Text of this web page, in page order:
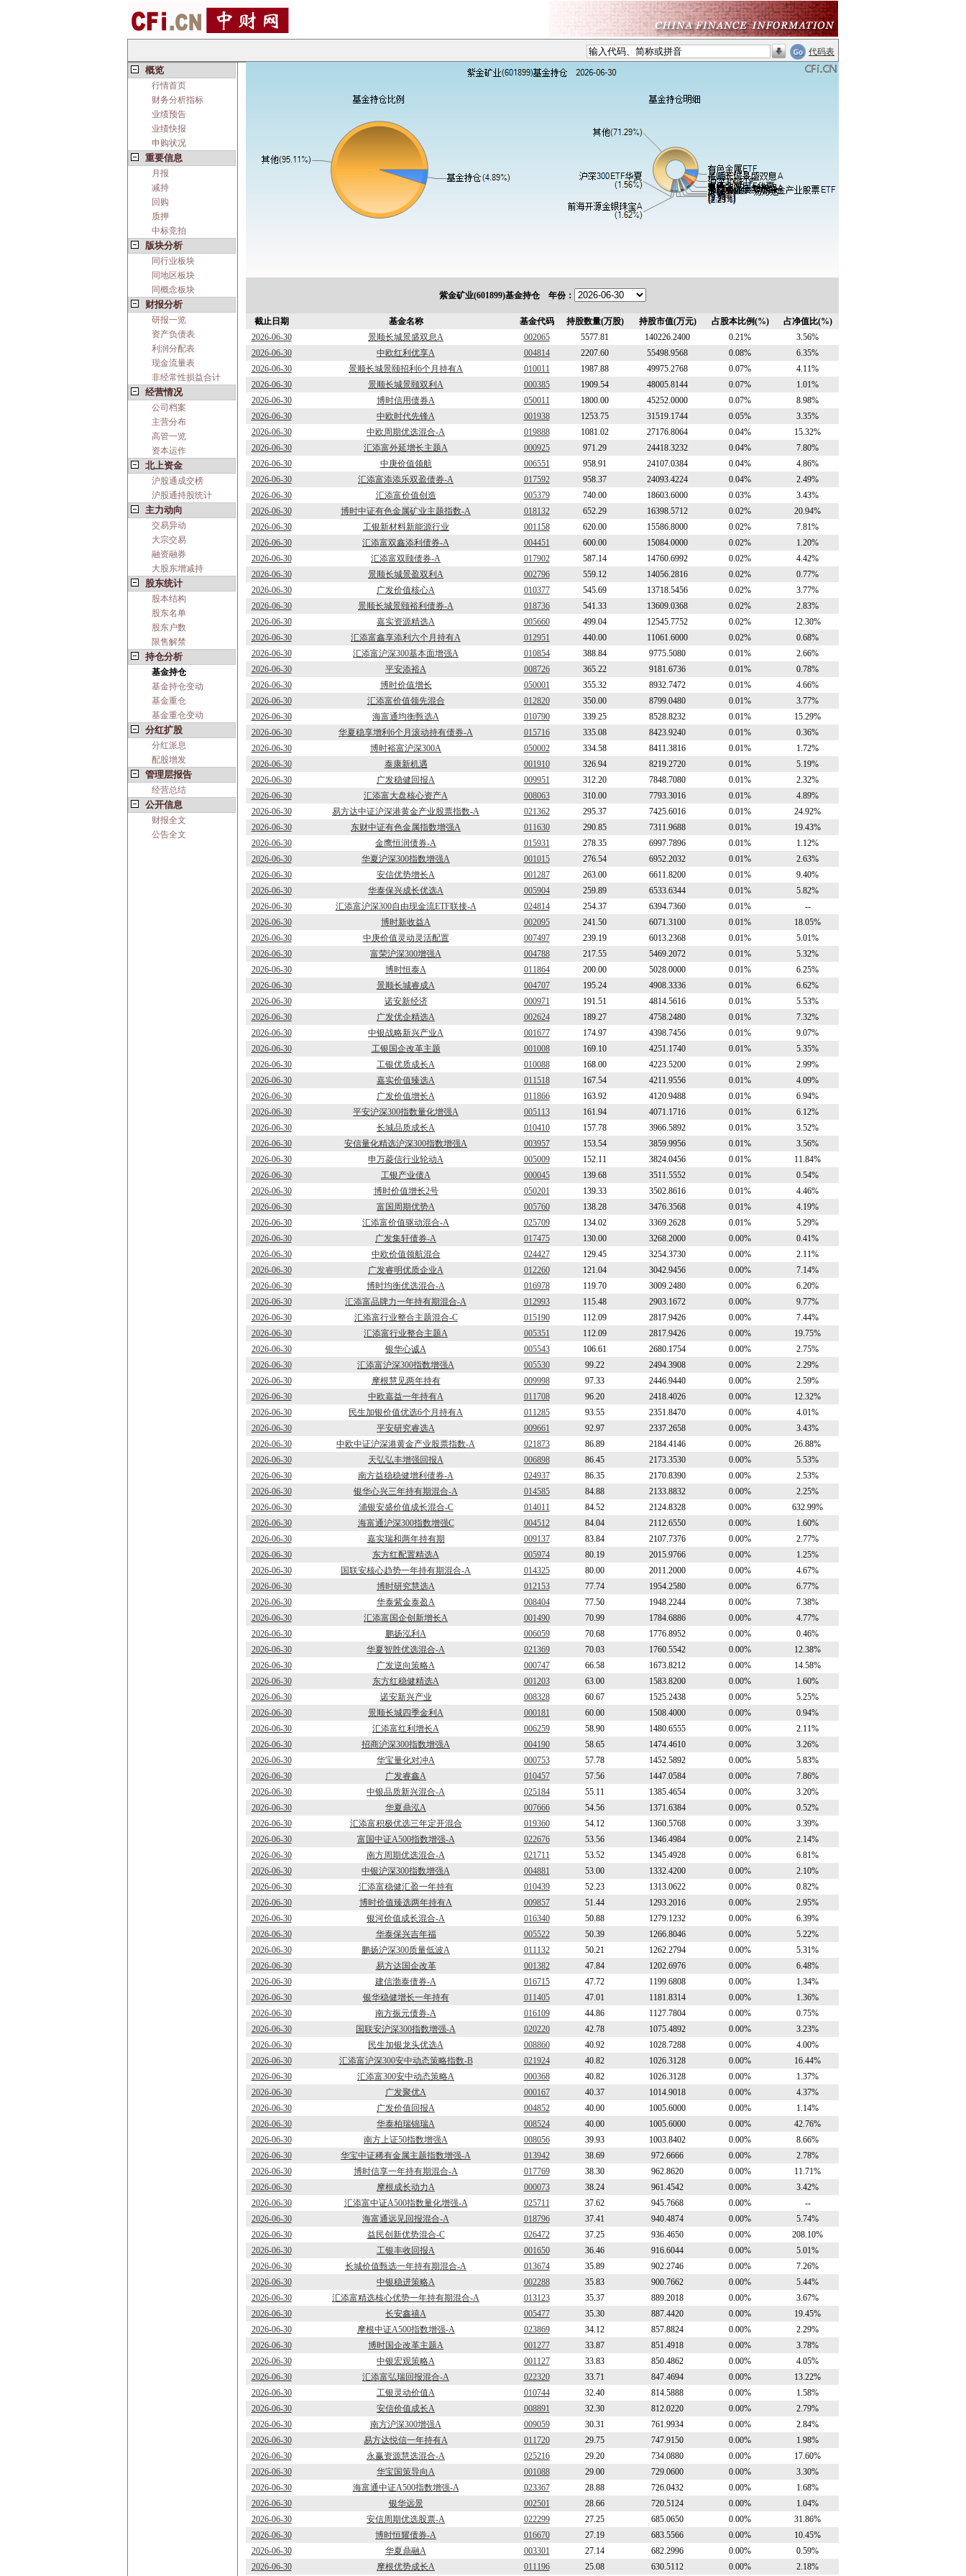
代码表
概览
行情首页
财务分析指标
业绩预告
业绩快报
申购状况
重要信息
月报
减持
回购
质押
中标竞拍
版块分析
同行业板块
同地区板块
同概念板块
财报分析
研报一览
资产负债表
利润分配表
现金流量表
非经常性损益合计
经营情况
公司档案
主营分布
高管一览
资本运作
北上资金
沪股通成交榜
沪股通持股统计
主力动向
交易异动
大宗交易
融资融券
大股东增减持
股东统计
股本结构
股东名单
股东户数
限售解禁
持仓分析
基金持仓
基金持仓变动
基金重仓
基金重仓变动
分红扩股
分红派息
配股增发
管理层报告
经营总结
公开信息
财报全文
公告全文
紫金矿业(601899)基金持仓 年份：
截止日期 基金名称 基金代码 持股数量(万股) 持股市值(万元) 占股本比例(%)
占净值比(%)
2026-06-30
景顺长城景盛双息A 002065 5577.81 140226.2400 0.21%
3.56%
2026-06-30
中欧红利优享A 004814 2207.60 55498.9568 0.08%
6.35%
2026-06-30
景顺长城景颐招利6个月持有A 010011 1987.88 49975.2768 0.07%
4.11%
2026-06-30
景顺长城景颐双利A 000385 1909.54 48005.8144 0.07%
1.01%
2026-06-30
博时信用债券A 050011 1800.00 45252.0000 0.07%
8.98%
2026-06-30
中欧时代先锋A 001938 1253.75 31519.1744 0.05%
3.35%
2026-06-30
中欧周期优选混合-A 019888 1081.02 27176.8064 0.04%
15.32%
2026-06-30
汇添富外延增长主题A 000925 971.29 24418.3232 0.04%
7.80%
2026-06-30
中庚价值领航 006551 958.91 24107.0384 0.04%
4.86%
2026-06-30
汇添富添添乐双盈债券-A 017592 958.37 24093.4224 0.04%
2.49%
2026-06-30
汇添富价值创造 005379 740.00 18603.6000 0.03%
3.43%
2026-06-30
博时中证有色金属矿业主题指数-A 018132 652.29 16398.5712 0.02%
20.94%
2026-06-30
工银新材料新能源行业 001158 620.00 15586.8000 0.02%
7.81%
2026-06-30
汇添富双鑫添利债券-A 004451 600.00 15084.0000 0.02%
1.20%
2026-06-30
汇添富双颐债券-A 017902 587.14 14760.6992 0.02%
4.42%
2026-06-30
景顺长城景盈双利A 002796 559.12 14056.2816 0.02%
0.77%
2026-06-30
广发价值核心A 010377 545.69 13718.5456 0.02%
3.77%
2026-06-30
景顺长城景颐裕利债券-A 018736 541.33 13609.0368 0.02%
2.83%
2026-06-30
嘉实资源精选A 005660 499.04 12545.7752 0.02%
12.30%
2026-06-30
汇添富鑫享添利六个月持有A 012951 440.00 11061.6000 0.02%
0.68%
2026-06-30
汇添富沪深300基本面增强A 010854 388.84 9775.5080 0.01%
2.66%
2026-06-30
平安添裕A 008726 365.22 9181.6736 0.01%
0.78%
2026-06-30
博时价值增长 050001 355.32 8932.7472 0.01%
4.66%
2026-06-30
汇添富价值领先混合 012820 350.00 8799.0480 0.01%
3.77%
2026-06-30
海富通均衡甄选A 010790 339.25 8528.8232 0.01%
15.29%
2026-06-30
华夏稳享增利6个月滚动持有债券-A 015716 335.08 8423.9240 0.01%
0.36%
2026-06-30
博时裕富沪深300A 050002 334.58 8411.3816 0.01%
1.72%
2026-06-30
泰康新机遇 001910 326.94 8219.2720 0.01%
5.19%
2026-06-30
广发稳健回报A 009951 312.20 7848.7080 0.01%
2.32%
2026-06-30
汇添富大盘核心资产A 008063 310.00 7793.3016 0.01%
4.89%
2026-06-30
易方达中证沪深港黄金产业股票指数-A 021362 295.37 7425.6016 0.01%
24.92%
2026-06-30
东财中证有色金属指数增强A 011630 290.85 7311.9688 0.01%
19.43%
2026-06-30
金鹰恒润债券-A 015931 278.35 6997.7896 0.01%
1.12%
2026-06-30
华夏沪深300指数增强A 001015 276.54 6952.2032 0.01%
2.63%
2026-06-30
安信优势增长A 001287 263.00 6611.8200 0.01%
9.40%
2026-06-30
华泰保兴成长优选A 005904 259.89 6533.6344 0.01%
5.82%
2026-06-30
汇添富沪深300自由现金流ETF联接-A 024814 254.37 6394.7360 0.01%
--
2026-06-30
博时新收益A 002095 241.50 6071.3100 0.01%
18.05%
2026-06-30
中庚价值灵动灵活配置 007497 239.19 6013.2368 0.01%
5.01%
2026-06-30
富荣沪深300增强A 004788 217.55 5469.2072 0.01%
5.32%
2026-06-30
博时恒泰A 011864 200.00 5028.0000 0.01%
6.25%
2026-06-30
景顺长城睿成A 004707 195.24 4908.3336 0.01%
6.62%
2026-06-30
诺安新经济 000971 191.51 4814.5616 0.01%
5.53%
2026-06-30
广发优企精选A 002624 189.27 4758.2480 0.01%
7.32%
2026-06-30
中银战略新兴产业A 001677 174.97 4398.7456 0.01%
9.07%
2026-06-30
工银国企改革主题 001008 169.10 4251.1740 0.01%
5.35%
2026-06-30
工银优质成长A 010088 168.00 4223.5200 0.01%
2.99%
2026-06-30
嘉实价值臻选A 011518 167.54 4211.9556 0.01%
4.09%
2026-06-30
广发价值增长A 011866 163.92 4120.9488 0.01%
6.94%
2026-06-30
平安沪深300指数量化增强A 005113 161.94 4071.1716 0.01%
6.12%
2026-06-30
长城品质成长A 010410 157.78 3966.5892 0.01%
3.52%
2026-06-30
安信量化精选沪深300指数增强A 003957 153.54 3859.9956 0.01%
3.56%
2026-06-30
申万菱信行业轮动A 005009 152.11 3824.0456 0.01%
11.84%
2026-06-30
工银产业债A 000045 139.68 3511.5552 0.01%
0.54%
2026-06-30
博时价值增长2号 050201 139.33 3502.8616 0.01%
4.46%
2026-06-30
富国周期优势A 005760 138.28 3476.3568 0.01%
4.19%
2026-06-30
汇添富价值驱动混合-A 025709 134.02 3369.2628 0.01%
5.29%
2026-06-30
广发集轩债券-A 017475 130.00 3268.2000 0.00%
0.41%
2026-06-30
中欧价值领航混合 024427 129.45 3254.3730 0.00%
2.11%
2026-06-30
广发睿明优质企业A 012260 121.04 3042.9456 0.00%
7.14%
2026-06-30
博时均衡优选混合-A 016978 119.70 3009.2480 0.00%
6.20%
2026-06-30
汇添富品牌力一年持有期混合-A 012993 115.48 2903.1672 0.00%
9.77%
2026-06-30
汇添富行业整合主题混合-C 015190 112.09 2817.9426 0.00%
7.44%
2026-06-30
汇添富行业整合主题A 005351 112.09 2817.9426 0.00%
19.75%
2026-06-30
银华心诚A 005543 106.61 2680.1754 0.00%
2.75%
2026-06-30
汇添富沪深300指数增强A 005530 99.22 2494.3908 0.00%
2.29%
2026-06-30
摩根慧见两年持有 009998 97.33 2446.9440 0.00%
2.59%
2026-06-30
中欧嘉益一年持有A 011708 96.20 2418.4026 0.00%
12.32%
2026-06-30
民生加银价值优选6个月持有A 011285 93.55 2351.8470 0.00%
4.01%
2026-06-30
平安研究睿选A 009661 92.97 2337.2658 0.00%
3.43%
2026-06-30
中欧中证沪深港黄金产业股票指数-A 021873 86.89 2184.4146 0.00%
26.88%
2026-06-30
天弘弘丰增强回报A 006898 86.45 2173.3530 0.00%
5.53%
2026-06-30
南方益稳稳健增利债券-A 024937 86.35 2170.8390 0.00%
2.53%
2026-06-30
银华心兴三年持有期混合-A 014585 84.88 2133.8832 0.00%
2.25%
2026-06-30
浦银安盛价值成长混合-C 014011 84.52 2124.8328 0.00%
632.99%
2026-06-30
海富通沪深300指数增强C 004512 84.04 2112.6550 0.00%
1.60%
2026-06-30
嘉实瑞和两年持有期 009137 83.84 2107.7376 0.00%
2.77%
2026-06-30
东方红配置精选A 005974 80.19 2015.9766 0.00%
1.25%
2026-06-30
国联安核心趋势一年持有期混合-A 014325 80.00 2011.2000 0.00%
4.67%
2026-06-30
博时研究慧选A 012153 77.74 1954.2580 0.00%
6.77%
2026-06-30
华泰紫金泰盈A 008404 77.50 1948.2244 0.00%
7.38%
2026-06-30
汇添富国企创新增长A 001490 70.99 1784.6886 0.00%
4.77%
2026-06-30
鹏扬泓利A 006059 70.68 1776.8952 0.00%
0.46%
2026-06-30
华夏智胜优选混合-A 021369 70.03 1760.5542 0.00%
12.38%
2026-06-30
广发逆向策略A 000747 66.58 1673.8212 0.00%
14.58%
2026-06-30
东方红稳健精选A 001203 63.00 1583.8200 0.00%
1.60%
2026-06-30
诺安新兴产业 008328 60.67 1525.2438 0.00%
5.25%
2026-06-30
景顺长城四季金利A 000181 60.00 1508.4000 0.00%
0.94%
2026-06-30
汇添富红利增长A 006259 58.90 1480.6555 0.00%
2.11%
2026-06-30
招商沪深300指数增强A 004190 58.65 1474.4610 0.00%
3.26%
2026-06-30
华宝量化对冲A 000753 57.78 1452.5892 0.00%
5.83%
2026-06-30
广发睿鑫A 010457 57.56 1447.0584 0.00%
7.86%
2026-06-30
中银品质新兴混合-A 025184 55.11 1385.4654 0.00%
3.20%
2026-06-30
华夏鼎泓A 007666 54.56 1371.6384 0.00%
0.52%
2026-06-30
汇添富积极优选三年定开混合 019360 54.12 1360.5768 0.00%
3.39%
2026-06-30
富国中证A500指数增强-A 022676 53.56 1346.4984 0.00%
2.14%
2026-06-30
南方周期优选混合-A 021711 53.52 1345.4928 0.00%
6.81%
2026-06-30
中银沪深300指数增强A 004881 53.00 1332.4200 0.00%
2.10%
2026-06-30
汇添富稳健汇盈一年持有 010439 52.23 1313.0622 0.00%
0.82%
2026-06-30
博时价值臻选两年持有A 009857 51.44 1293.2016 0.00%
2.95%
2026-06-30
银河价值成长混合-A 016340 50.88 1279.1232 0.00%
6.39%
2026-06-30
华泰保兴吉年福 005522 50.39 1266.8046 0.00%
5.22%
2026-06-30
鹏扬沪深300质量低波A 011132 50.21 1262.2794 0.00%
5.31%
2026-06-30
易方达国企改革 001382 47.84 1202.6976 0.00%
6.48%
2026-06-30
建信渤泰债券-A 016715 47.72 1199.6808 0.00%
1.34%
2026-06-30
银华稳健增长一年持有 011405 47.01 1181.8314 0.00%
1.36%
2026-06-30
南方振元债券-A 016109 44.86 1127.7804 0.00%
0.75%
2026-06-30
国联安沪深300指数增强-A 020220 42.78 1075.4892 0.00%
3.23%
2026-06-30
民生加银龙头优选A 008860 40.92 1028.7288 0.00%
4.00%
2026-06-30
汇添富沪深300安中动态策略指数-B 021924 40.82 1026.3128 0.00%
16.44%
2026-06-30
汇添富300安中动态策略A 000368 40.82 1026.3128 0.00%
1.37%
2026-06-30
广发聚优A 000167 40.37 1014.9018 0.00%
4.37%
2026-06-30
广发价值回报A 004852 40.00 1005.6000 0.00%
1.14%
2026-06-30
华泰柏瑞锦瑞A 008524 40.00 1005.6000 0.00%
42.76%
2026-06-30
南方上证50指数增强A 008056 39.93 1003.8402 0.00%
8.66%
2026-06-30
华宝中证稀有金属主题指数增强-A 013942 38.69 972.6666 0.00%
2.78%
2026-06-30
博时信享一年持有期混合-A 017769 38.30 962.8620 0.00%
11.71%
2026-06-30
摩根成长动力A 000073 38.24 961.4542 0.00%
3.42%
2026-06-30
汇添富中证A500指数量化增强-A 025711 37.62 945.7668 0.00%
--
2026-06-30
海富通远见回报混合-A 018796 37.41 940.4874 0.00%
5.74%
2026-06-30
益民创新优势混合-C 026472 37.25 936.4650 0.00%
208.10%
2026-06-30
工银丰收回报A 001650 36.46 916.6044 0.00%
5.01%
2026-06-30
长城价值甄选一年持有期混合-A 013674 35.89 902.2746 0.00%
7.26%
2026-06-30
中银稳进策略A 002288 35.83 900.7662 0.00%
5.44%
2026-06-30
汇添富精选核心优势一年持有期混合-A 013123 35.37 889.2018 0.00%
3.67%
2026-06-30
长安鑫禧A 005477 35.30 887.4420 0.00%
19.45%
2026-06-30
摩根中证A500指数增强-A 023869 34.12 857.8824 0.00%
2.29%
2026-06-30
博时国企改革主题A 001277 33.87 851.4918 0.00%
3.78%
2026-06-30
中银宏观策略A 001127 33.83 850.4862 0.00%
4.05%
2026-06-30
汇添富弘瑞回报混合-A 022320 33.71 847.4694 0.00%
13.22%
2026-06-30
工银灵动价值A 010744 32.40 814.5888 0.00%
1.58%
2026-06-30
安信价值成长A 008891 32.30 812.0220 0.00%
2.79%
2026-06-30
南方沪深300增强A 009059 30.31 761.9934 0.00%
2.84%
2026-06-30
易方达悦信一年持有A 011720 29.75 747.9150 0.00%
1.98%
2026-06-30
永赢资源慧选混合-A 025216 29.20 734.0880 0.00%
17.60%
2026-06-30
华宝国策导向A 001088 29.00 729.0600 0.00%
3.30%
2026-06-30
海富通中证A500指数增强-A 023367 28.88 726.0432 0.00%
1.68%
2026-06-30
银华远景 002501 28.66 720.5124 0.00%
1.04%
2026-06-30
安信周期优选股票-A 022299 27.25 685.0650 0.00%
31.86%
2026-06-30
博时恒耀债券-A 016670 27.19 683.5566 0.00%
10.45%
2026-06-30
华夏鼎融A 003301 27.14 682.2996 0.00%
0.59%
2026-06-30
摩根优势成长A 011196 25.08 630.5112 0.00% 2.18%